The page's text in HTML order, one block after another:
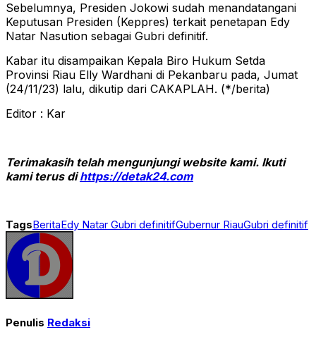
Sebelumnya, Presiden Jokowi sudah menandatangani
Keputusan Presiden (Keppres) terkait penetapan Edy
Natar Nasution sebagai Gubri definitif.
Kabar itu disampaikan Kepala Biro Hukum Setda
Provinsi Riau Elly Wardhani di Pekanbaru pada, Jumat
(24/11/23) lalu, dikutip dari CAKAPLAH. (*/berita)
Editor : Kar
Terimakasih telah mengunjungi website kami. Ikuti
kami terus dihttps://detak24.com
TagsBeritaEdy Natar Gubri definitifGubernur RiauGubri definitif
Penulis Redaksi